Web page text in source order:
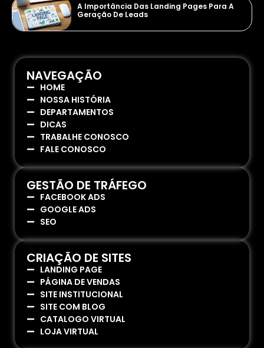
A Importância Das Landing Pages Para A
Geração De Leads
NAVEGAÇÃO
HOME
NOSSA HISTÓRIA
DEPARTAMENTOS
DICAS
TRABALHE CONOSCO
FALE CONOSCO
GESTÃO DE TRÁFEGO
FACEBOOK ADS
GOOGLE ADS
SEO
CRIAÇÃO DE SITES
LANDING PAGE
PÁGINA DE VENDAS
SITE INSTITUCIONAL
SITE COM BLOG
CATALOGO VIRTUAL
LOJA VIRTUAL